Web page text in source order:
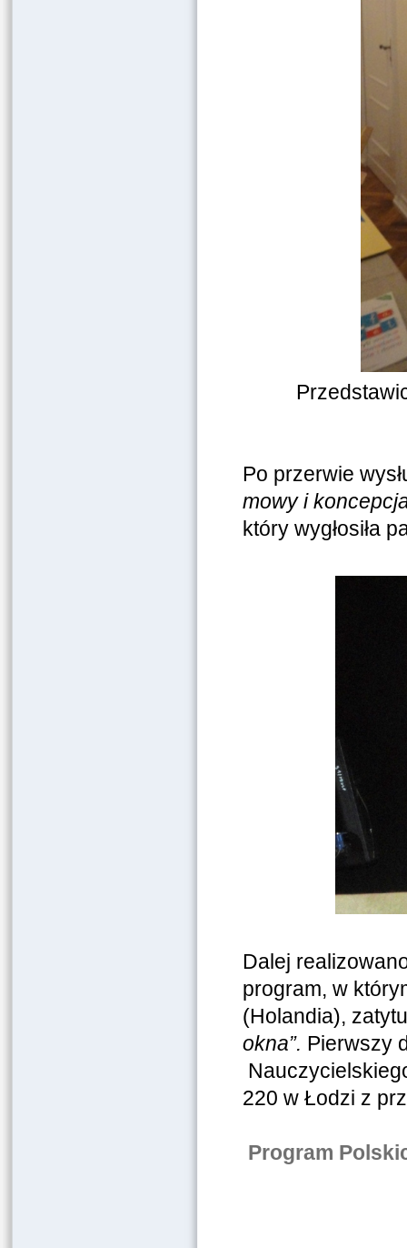
Po przerwie
mowy i
który wygłosiła
Dalej
program, w
(Holandia),
okna”. Pierwszy
220 w Łodzi z
Program